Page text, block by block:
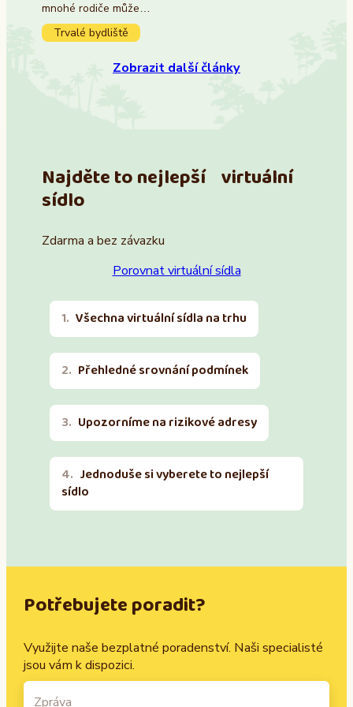
mnohé rodiče může…
Trvalé bydliště
Zobrazit další články
Najděte to nejlepší virtuální
sídlo
Zdarma a bez závazku
Porovnat virtuální sídla
Všechna virtuální sídla na trhu
Přehledné srovnání podmínek
Upozorníme na rizikové adresy
Jednoduše si vyberete to nejlepší
sídlo
Potřebujete poradit?
Využijte naše bezplatné poradenství. Naši specialisté
jsou vám k dispozici.